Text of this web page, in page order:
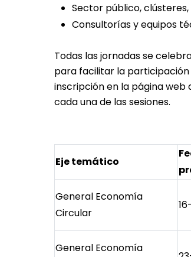
Sector público,
Consultorías y equipos
Todas las jornadas se
para facilitar la
inscripción en la página web
cada una de las sesiones.
Eje temático
General Economía
Circular
General Economía